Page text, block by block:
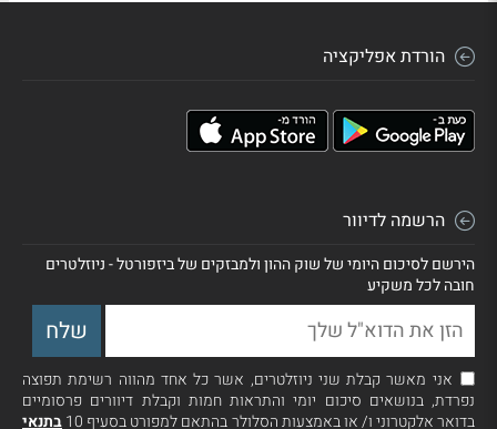
הורדת אפליקציה
הרשמה לדיוור
הירשם לסיכום היומי של שוק ההון ולמבזקים של ביזפורטל - ניוזלטרים
חובה לכל משקיע
אני מאשר קבלת שני ניוזלטרים, אשר כל אחד מהווה רשימת תפוצה
נפרדת, בנושאים סיכום יומי והתראות חמות וקבלת דיוורים פרסומיים
בדואר אלקטרוני ו/ או באמצעות הסלולר בהתאם למפורט בסעיף 10
בתנאי